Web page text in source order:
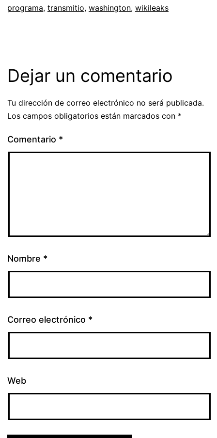
programa, transmitio, washington, wikileaks
Dejar un comentario
Tu dirección de correo electrónico no será publicada.
Los campos obligatorios están marcados con *
Comentario *
Nombre *
Correo electrónico *
Web